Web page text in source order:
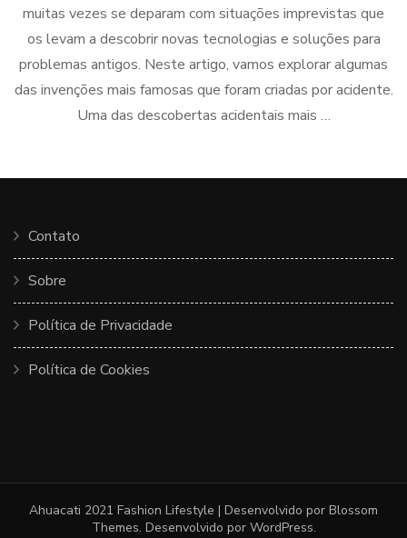
muitas vezes se deparam com situações imprevistas que
os levam a descobrir novas tecnologias e soluções para
problemas antigos. Neste artigo, vamos explorar algumas
das invenções mais famosas que foram criadas por acidente.
Uma das descobertas acidentais mais …
Contato
Sobre
Política de Privacidade
Política de Cookies
Ahuacati 2021 Fashion Lifestyle | Desenvolvido por Blossom
Themes. Desenvolvido por WordPress.